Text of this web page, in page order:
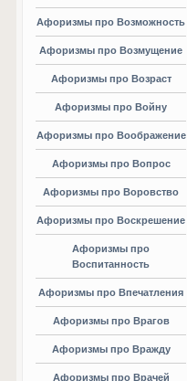
Афоризмы про Возможность
Афоризмы про Возмущение
Афоризмы про Возраст
Афоризмы про Войну
Афоризмы про Воображение
Афоризмы про Вопрос
Афоризмы про Воровство
Афоризмы про Воскрешение
Афоризмы про
Воспитанность
Афоризмы про Впечатления
Афоризмы про Врагов
Афоризмы про Вражду
Афоризмы про Врачей